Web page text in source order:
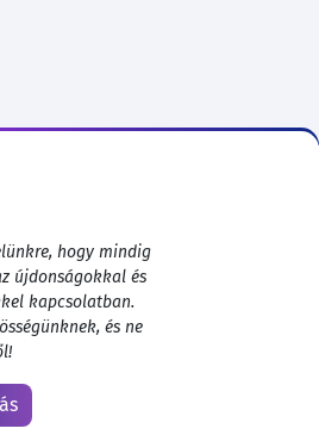
hogy mindig
újdonságokkal és
kapcsolatban.
és ne